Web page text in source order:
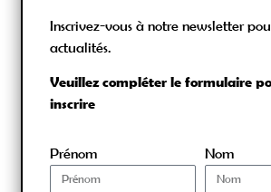
Inscrivez-vous à notre newsletter
actualités.
Veuillez compléter le formulaire
inscrire
Prénom Nom